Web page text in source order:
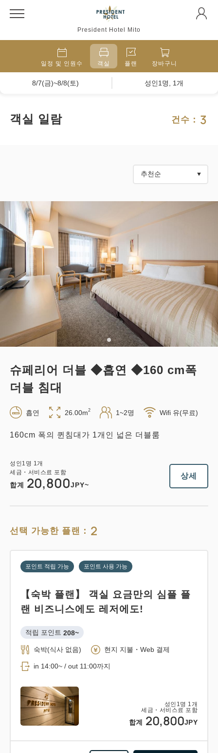
President Hotel Mito
일정 및 인원수 객실 플랜 장바구니
8/7(금)~8/8(토) 성인1명, 1개
객실 일람 건수： 3
슈페리어 더블 ◆흡연 ◆160 cm폭
더블 침대
흡연 26.00m2 1~2명 Wifi 유(무료)
160cm 폭의 퀸침대가 1개인 넓은 더블룸
성인 1 명 1개
세금・서비스료 포함
합계 20,800JPY~
상세
선택 가능한 플랜： 2
성인 1명 1개
세금・서비스료 포함
합계 20,800JPY
포인트 적립 가능 포인트 사용 가능
【숙박 플랜】 객실 요금만의 심플 플
랜 비즈니스에도 레저에도!
적립 포인트 208~
숙박(식사 없음) 현지 지불・Web 결제
in 14:00~ / out 11:00까지